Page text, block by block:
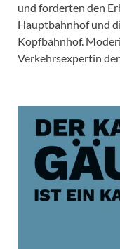
und forderten den
Hauptbahnhof und
Kopfbahnhof.
Verkehrsexpertin